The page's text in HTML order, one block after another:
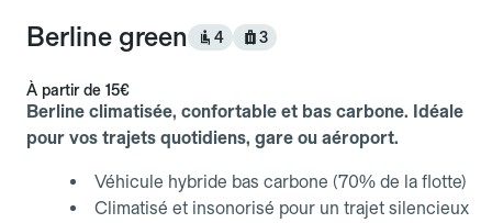
Berline green 4 3
À partir de 15€
Berline climatisée, confortable et bas carbone. Idéale
pour vos trajets quotidiens, gare ou aéroport.
Véhicule hybride bas carbone (70% de la flotte)
Climatisé et insonorisé pour un trajet silencieux